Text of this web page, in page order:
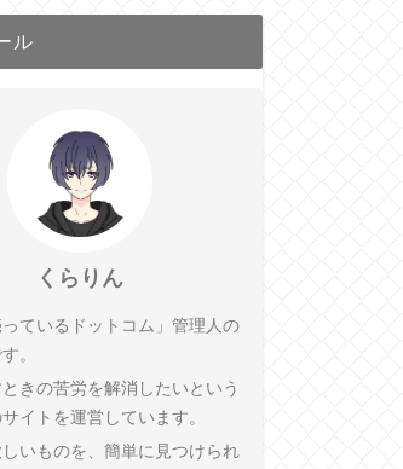
ル
くらりん
っているドットコム」管理人の
。
きの苦労を解消したいという
イトを運営しています。
いものを、簡単に見つけられ